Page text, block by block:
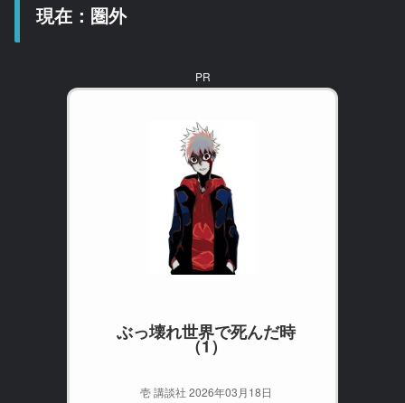
現在：圏外
PR
ぶっ壊れ世界で死んだ時
（1）
壱 講談社 2026年03月18日